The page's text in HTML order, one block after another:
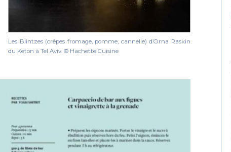
Les Blintzes (crêpes fromage, pomme, cannelle) d’Orna Raskin
du Keton à Tel Aviv. © Hachette Cuisine